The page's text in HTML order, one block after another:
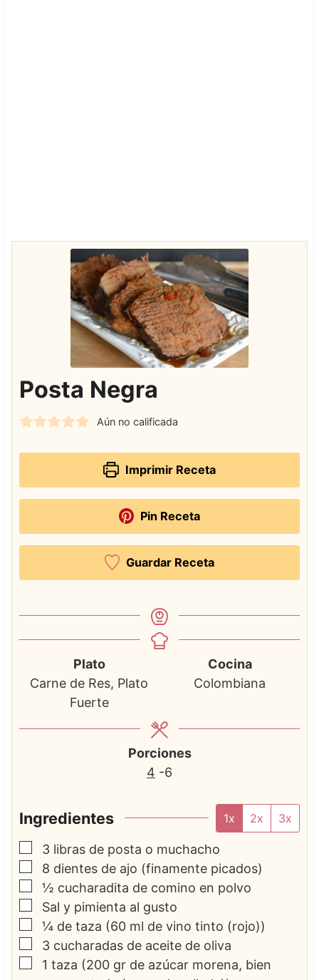
Posta Negra
Aún no calificada
Imprimir Receta
Pin Receta
Guardar Receta
Plato
Carne de Res, Plato
Fuerte
Cocina
Colombiana
Porciones
4 -6
Ingredientes 1x 2x 3x
▢
3 libras de posta o muchacho
▢
8 dientes de ajo (finamente picados)
▢
½ cucharadita de comino en polvo
▢
Sal y pimienta al gusto
▢
¼ de taza (60 ml de vino tinto (rojo))
▢
3 cucharadas de aceite de oliva
▢
1 taza (200 gr de azúcar morena, bien